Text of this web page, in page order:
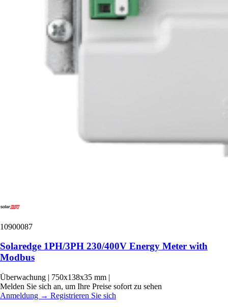
10900087
Solaredge 1PH/3PH 230/400V Energy Meter with
Modbus
Überwachung | 750x138x35 mm |
Melden Sie sich an, um Ihre Preise sofort zu sehen
Anmeldung → Registrieren Sie sich